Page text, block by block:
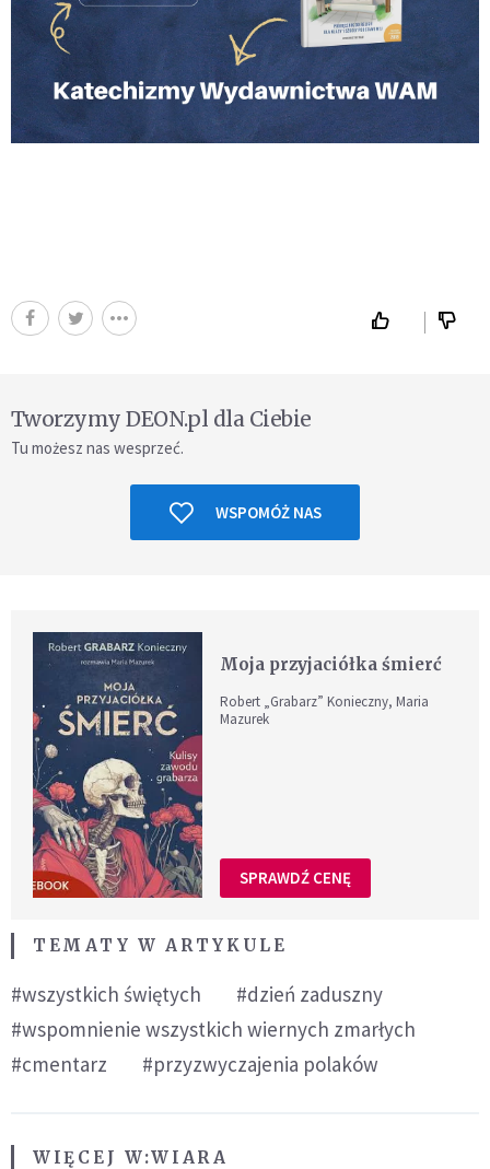
Tworzymy DEON.pl dla Ciebie
Tu możesz nas wesprzeć.
WSPOMÓŻ NAS
Moja przyjaciółka śmierć
Robert „Grabarz” Konieczny, Maria
Mazurek
SPRAWDŹ CENĘ
TEMATY W ARTYKULE
#wszystkich świętych
#dzień zaduszny
#wspomnienie wszystkich wiernych zmarłych
#cmentarz
#przyzwyczajenia polaków
WIĘCEJ W:WIARA